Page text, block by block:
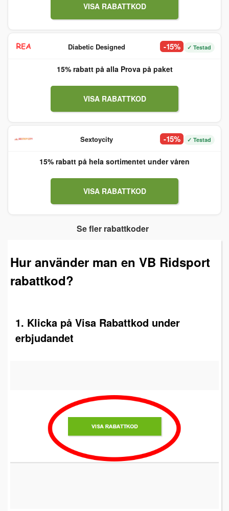
VISA RABATTKOD
Diabetic Designed -15% ✓ Testad
15% rabatt på alla Prova på paket
VISA RABATTKOD
Sextoycity -15% ✓ Testad
15% rabatt på hela sortimentet under våren
VISA RABATTKOD
Se fler rabattkoder
Hur använder man en VB Ridsport
rabattkod?
1. Klicka på Visa Rabattkod under
erbjudandet